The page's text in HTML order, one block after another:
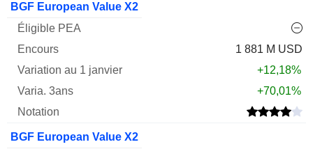
BGF European Value X2
1 881 M USD
+12,18%
+70,01%
BGF European Value X2